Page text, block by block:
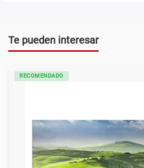
Te pueden interesar
RECOMENDADO